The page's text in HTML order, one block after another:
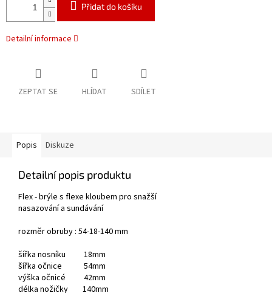
Přidat do košíku
Detailní informace
ZEPTAT SE HLÍDAT SDÍLET
Popis Diskuze
Detailní popis produktu
Flex - brýle s flexe kloubem pro snažší
nasazování a sundávání
rozměr obruby : 54-18-140 mm
šířka nosníku 18mm
šířka očnice 54mm
výška očnicé 42mm
délka nožičky 140mm